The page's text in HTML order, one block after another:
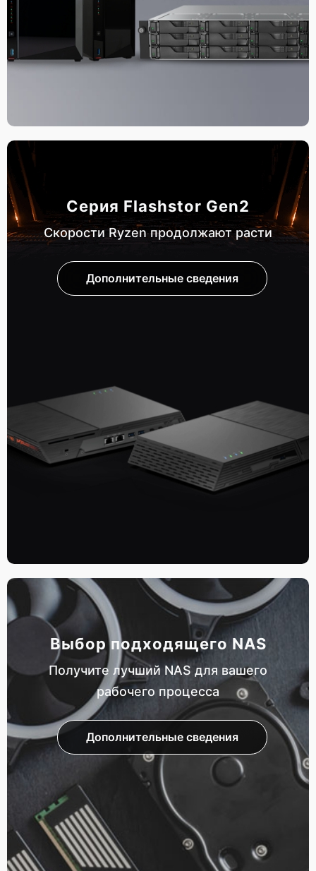
Серия Flashstor Gen2
Скорости Ryzen продолжают расти
Дополнительные сведения
Выбор подходящего NAS
Получите лучший NAS для вашего
рабочего процесса
Дополнительные сведения